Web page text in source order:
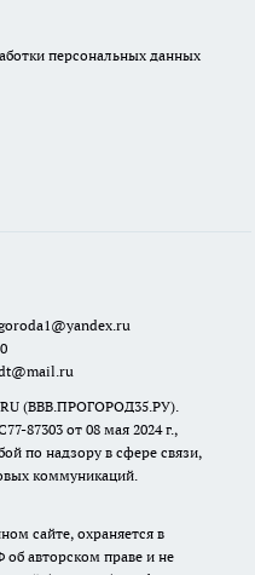
персональных данных
(ВВВ.ПРОГОРОД35.РУ).
87303 от 08 мая 2024 г.,
по надзору в сфере связи,
коммуникаций.
сайте, охраняется в
об авторском праве и не